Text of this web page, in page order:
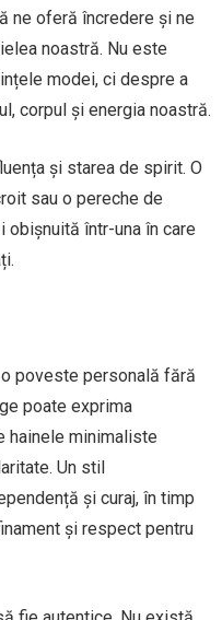
ne oferă încredere și ne
noastră. Nu este
modei, ci despre a
corpul și energia noastră.
și starea de spirit. O
sau o pereche de
într-una în care
poveste personală fără
poate exprima
hainele minimaliste
Un stil
și curaj, în timp
și respect pentru